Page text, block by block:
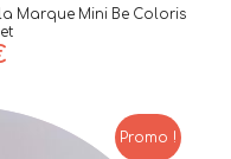
Marque Mini Be Coloris
Promo !